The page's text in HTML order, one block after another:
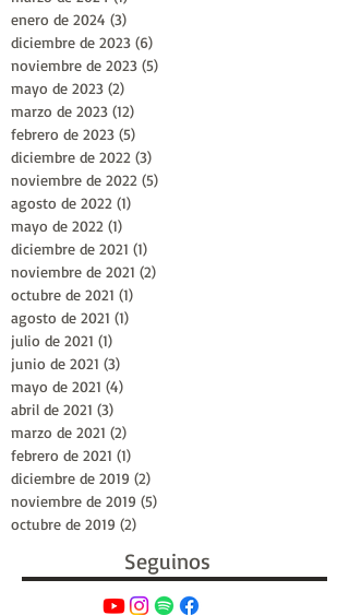
enero de 2024 (3)
diciembre de 2023 (6)
noviembre de 2023 (5)
mayo de 2023 (2)
marzo de 2023 (12)
febrero de 2023 (5)
diciembre de 2022 (3)
noviembre de 2022 (5)
agosto de 2022 (1)
mayo de 2022 (1)
diciembre de 2021 (1)
noviembre de 2021 (2)
octubre de 2021 (1)
agosto de 2021 (1)
julio de 2021 (1)
junio de 2021 (3)
mayo de 2021 (4)
abril de 2021 (3)
marzo de 2021 (2)
febrero de 2021 (1)
diciembre de 2019 (2)
noviembre de 2019 (5)
octubre de 2019 (2)
Seguinos